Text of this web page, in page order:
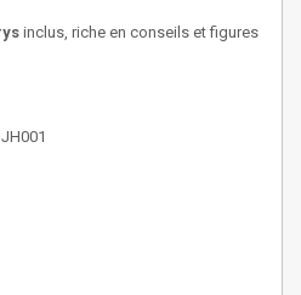
inclus, riche en conseils et figures